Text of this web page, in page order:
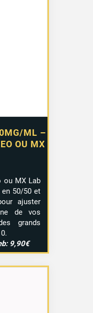
ML –
OU MX
ou MX Lab
50/50 et
ajuster
de vos
grands
9,90€